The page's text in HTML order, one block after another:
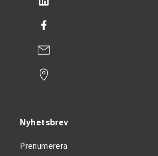
Nyhetsbrev
Prenumerera